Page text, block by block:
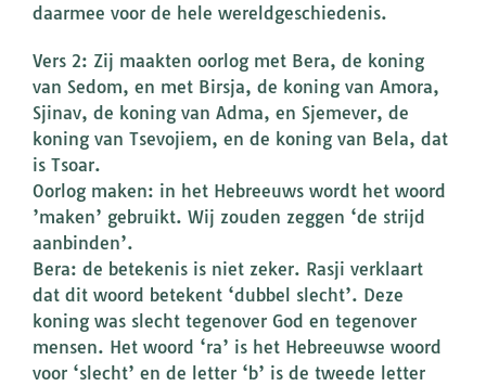
daarmee voor de hele wereldgeschiedenis.
Vers 2: Zij maakten oorlog met Bera, de koning
van Sedom, en met Birsja, de koning van Amora,
Sjinav, de koning van Adma, en Sjemever, de
koning van Tsevojiem, en de koning van Bela, dat
is Tsoar.
Oorlog maken: in het Hebreeuws wordt het woord
’maken’ gebruikt. Wij zouden zeggen ‘de strijd
aanbinden’.
Bera: de betekenis is niet zeker. Rasji verklaart
dat dit woord betekent ‘dubbel slecht’. Deze
koning was slecht tegenover God en tegenover
mensen. Het woord ‘ra’ is het Hebreeuwse woord
voor ‘slecht’ en de letter ‘b’ is de tweede letter